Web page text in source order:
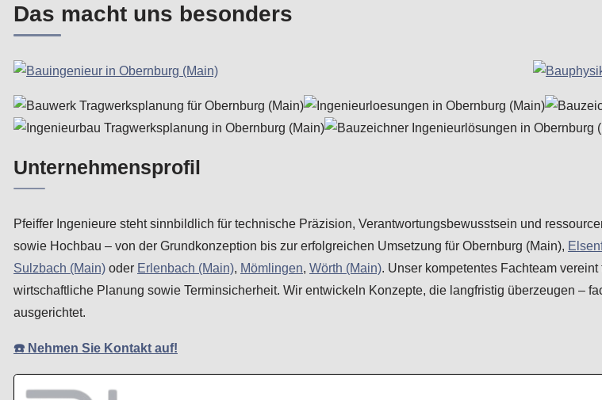
Das macht uns besonders
Unternehmensprofil
Pfeiffer Ingenieure steht sinnbildlich für technische Präzision, Verantwortungsbewusstsein und
sowie Hochbau – von der Grundkonzeption bis zur erfolgreichen Umsetzung für Obernburg (Main),
Sulzbach (Main) oder Erlenbach (Main), Mömlingen, Wörth (Main). Unser kompetentes Fachteam
wirtschaftliche Planung sowie Terminsicherheit. Wir entwickeln Konzepte, die langfristig überzeugen –
ausgerichtet.
☎️ Nehmen Sie Kontakt auf!